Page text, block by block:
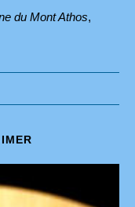
du Mont Athos,